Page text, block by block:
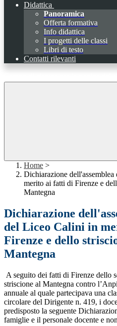
Didattica
Panoramica
Offerta formativa
Info didattica
I progetti delle classi
Libri di testo
Contatti rilevanti
Home >
Dichiarazione
merito ai fatti di Firenze e
Mantegna
Dichiarazione
del Liceo Calini in
Firenze e dello
Mantegna
A seguito dei fatti di Firenze dello
striscione al Mantegna contro
annuale al quale partecipava una
circolare del Dirigente n. 419, i
predisposto la seguente
famiglie e il personale docente e